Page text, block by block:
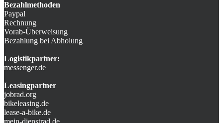
Bezahlmethoden
Paypal
Rechnung
Vorab-Überweisung
Bezahlung bei Abholung
Logistikpartner:
messenger.de
Leasingpartner
jobrad.org
bikeleasing.de
lease-a-bike.de
mein-dienstrad.de